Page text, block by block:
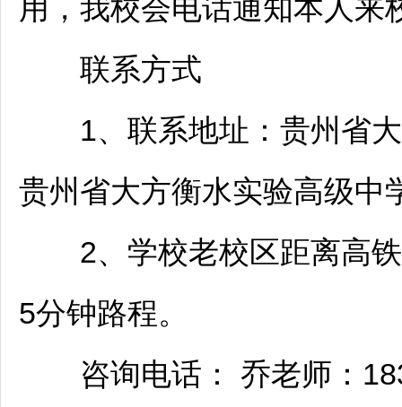
用，我校会电话通知本人来
联系方式
1、联系地址：贵州省
贵州省大方衡水实验高级中
2、学校老校区距离高铁
5分钟路程。
咨询电话： 乔老师：